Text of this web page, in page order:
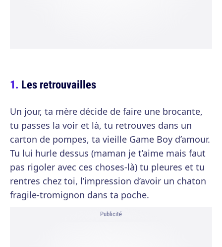
Les retrouvailles
Un jour, ta mère décide de faire une brocante,
tu passes la voir et là, tu retrouves dans un
carton de pompes, ta vieille Game Boy d’amour.
Tu lui hurle dessus (maman je t’aime mais faut
pas rigoler avec ces choses-là) tu pleures et tu
rentres chez toi, l’impression d’avoir un chaton
fragile-tromignon dans ta poche.
Publicité